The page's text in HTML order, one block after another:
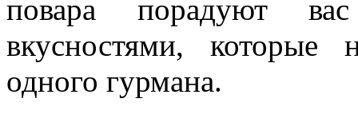
повара порадуют
вкусностями,
одного гурмана.